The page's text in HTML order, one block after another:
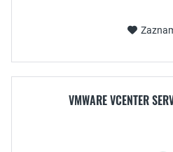
VMWARE VCENTER